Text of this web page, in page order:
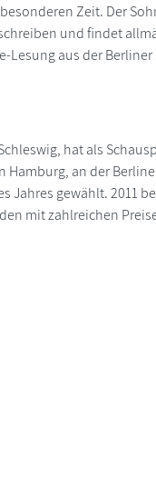
Zeit. Der
und findet
Lesung aus der
hat als
an der
Jahres gewählt. 2011
mit zahlreichen